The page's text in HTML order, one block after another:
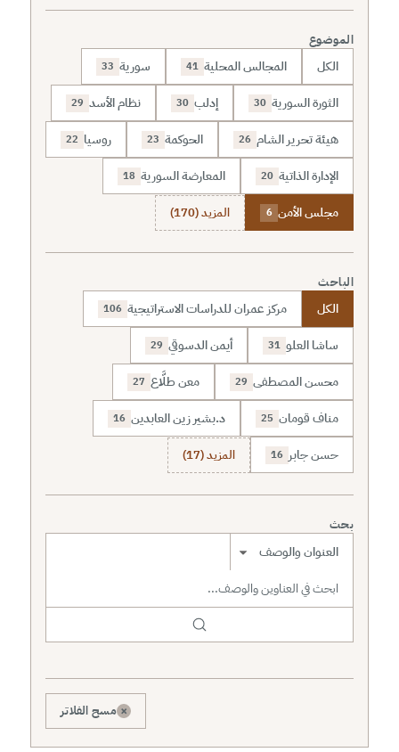
الموضوع
الكل المجالس المحلية 41 سورية 33
الثورة السورية 30 إدلب 30 نظام الأسد 29
هيئة تحرير الشام 26 الحوكمة 23 روسيا 22
الإدارة الذاتية 20 المعارضة السورية 18
مجلس الأمن 6 المزيد (170)
الباحث
الكل مركز عمران للدراسات الاستراتيجية 106
ساشا العلو 31 أيمن الدسوقي 29
محسن المصطفى 29 معن طلَّاع 27
مناف قومان 25 د.بشير زين العابدين 16
حسن جابر 16 المزيد (17)
بحث
نطاق البحث
× مسح الفلاتر